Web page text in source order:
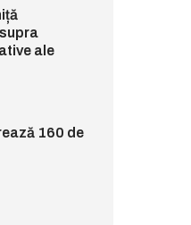
ale
160 de